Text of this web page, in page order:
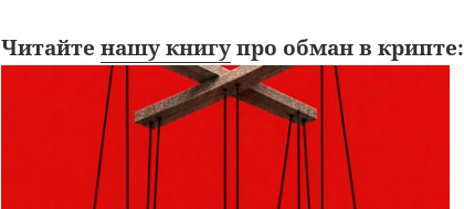
Читайтенашу книгупро обман в крипте: